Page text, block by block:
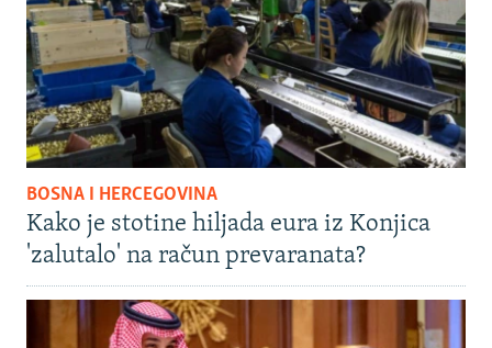
BOSNA I HERCEGOVINA
Kako je stotine hiljada eura iz Konjica
'zalutalo' na račun prevaranata?